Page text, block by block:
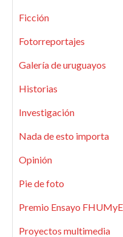
Ficción
Fotorreportajes
Galería de uruguayos
Historias
Investigación
Nada de esto importa
Opinión
Pie de foto
Premio Ensayo FHUMyE
Proyectos multimedia